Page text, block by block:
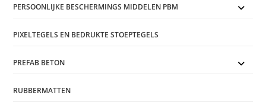
PERSOONLIJKE BESCHERMINGS MIDDELEN PBM
PIXELTEGELS EN BEDRUKTE STOEPTEGELS
PREFAB BETON
RUBBERMATTEN